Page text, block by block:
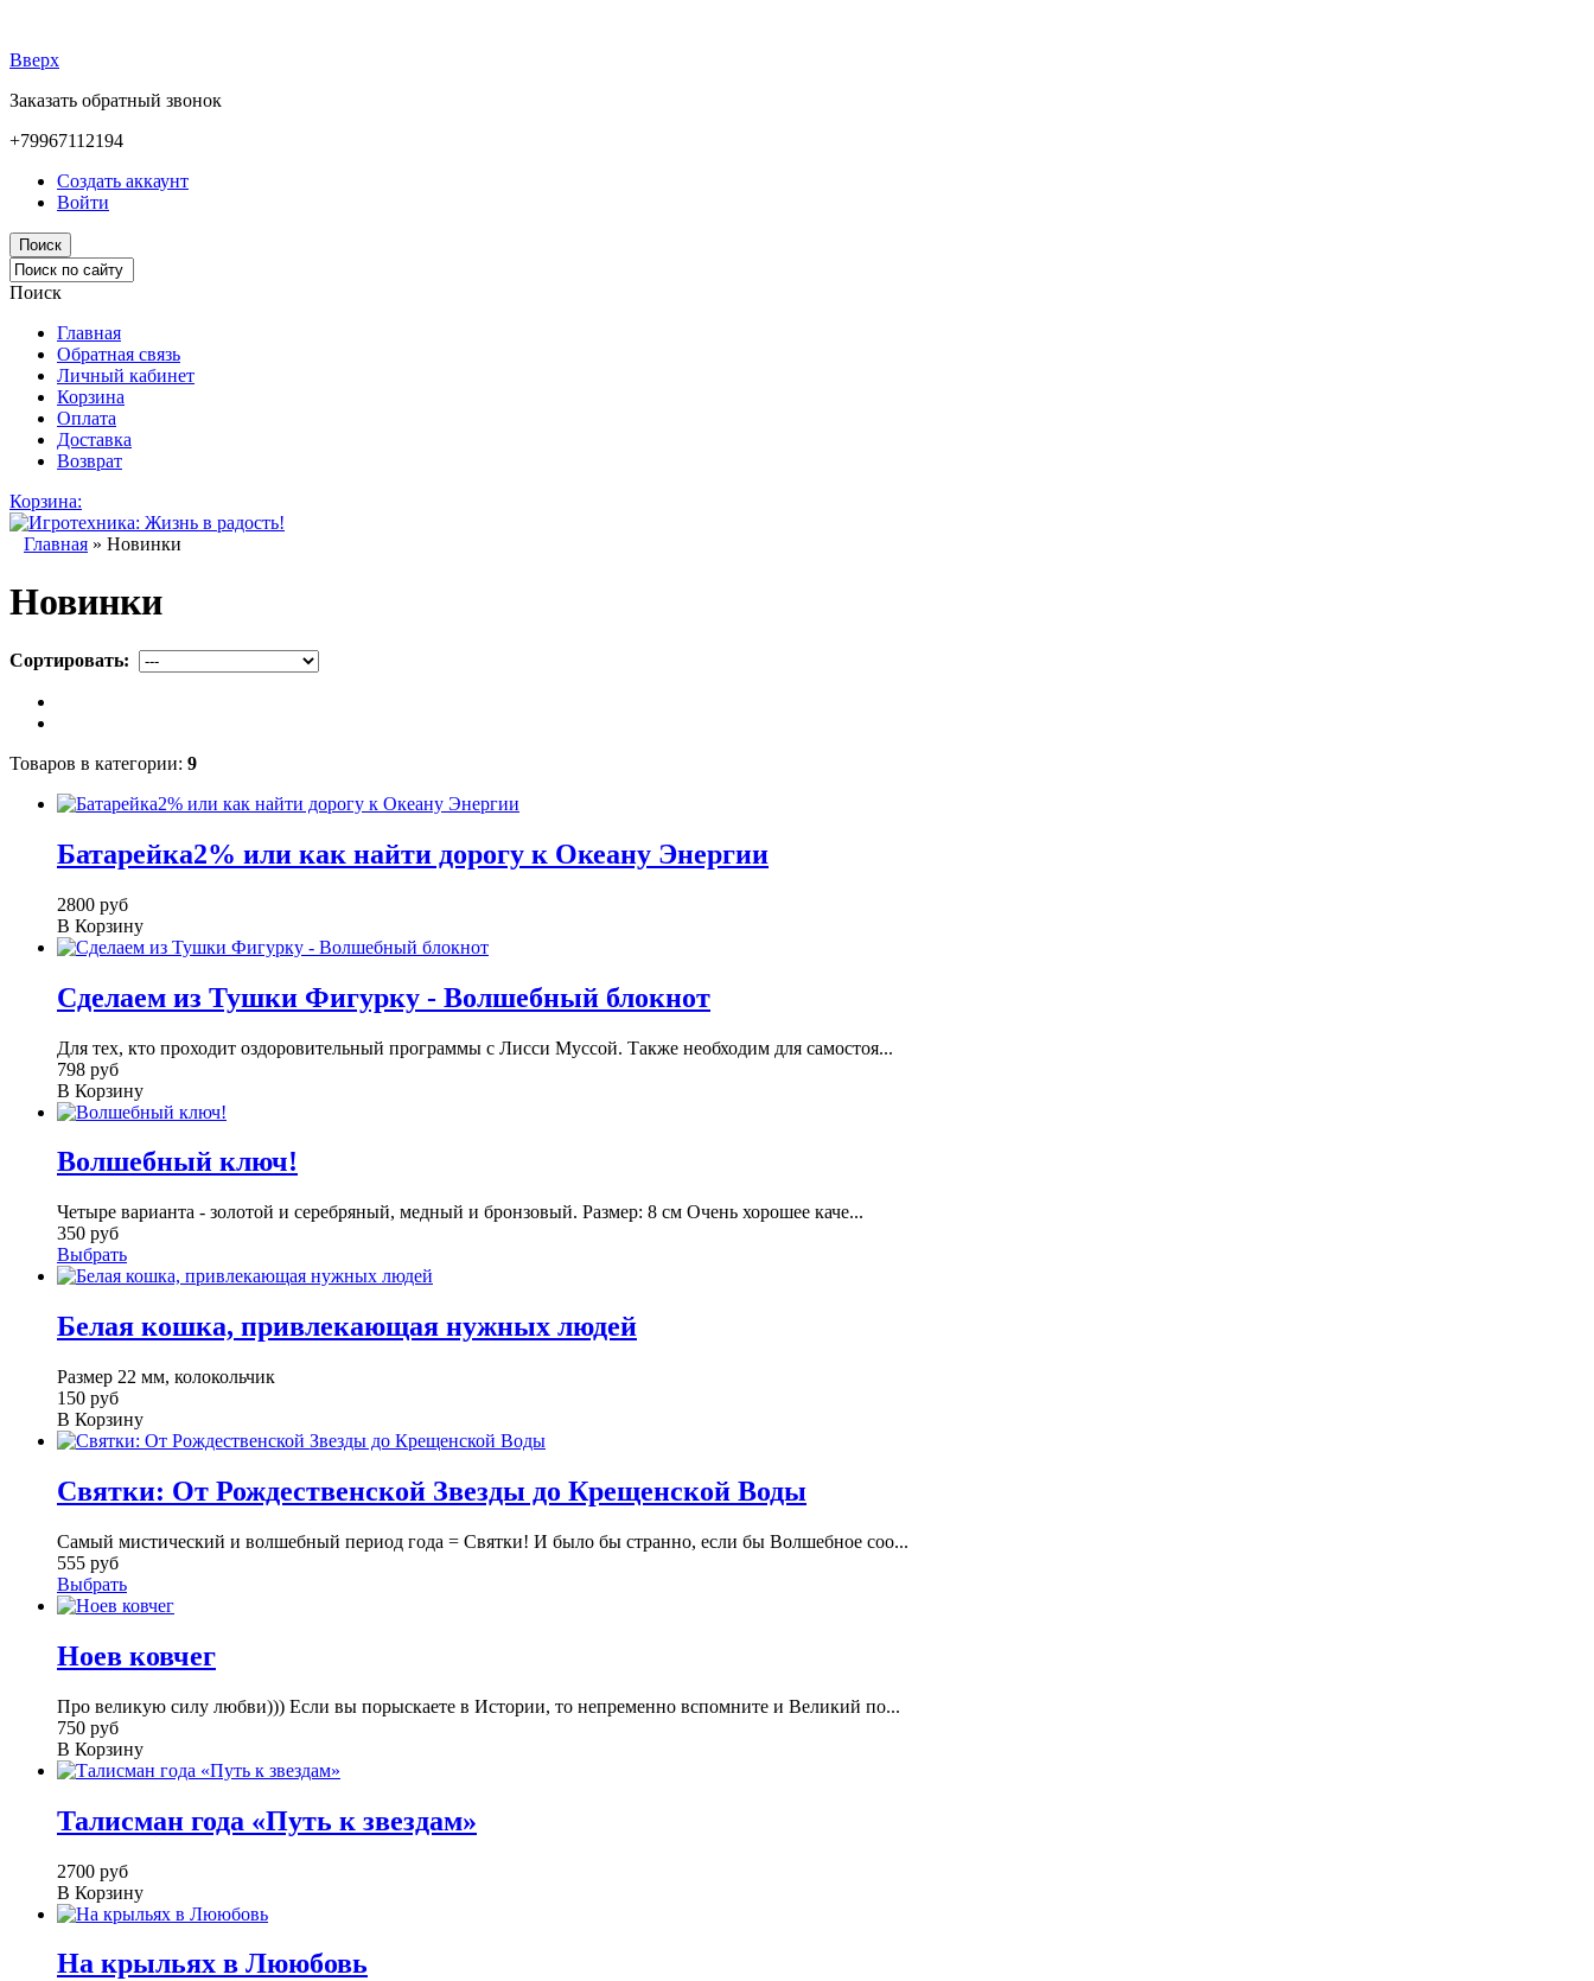
Вверх
Заказать обратный звонок
+79967112194
Создать аккаунт
Войти
Поиск
Поиск
Главная
Обратная связь
Личный кабинет
Корзина
Оплата
Доставка
Возврат
Корзина:
Главная » Новинки
Новинки
Сортировать:
Товаров в категории: 9
Батарейка2% или как найти дорогу к Океану Энергии
2800 руб
В Корзину
Сделаем из Тушки Фигурку - Волшебный блокнот
Для тех, кто проходит оздоровительный программы с Лисси Муссой. Также необходим для самостоя...
798 руб
В Корзину
Волшебный ключ!
Четыре варианта - золотой и серебряный, медный и бронзовый. Размер: 8 см Очень хорошее каче...
350 руб
Выбрать
Белая кошка, привлекающая нужных людей
Размер 22 мм, колокольчик
150 руб
В Корзину
Святки: От Рождественской Звезды до Крещенской Воды
Самый мистический и волшебный период года = Святки! И было бы странно, если бы Волшебное соо...
555 руб
Выбрать
Ноев ковчег
Про великую силу любви))) Если вы порыскаете в Истории, то непременно вспомните и Великий по...
750 руб
В Корзину
Талисман года «Путь к звездам»
2700 руб
В Корзину
На крыльях в Лююбовь